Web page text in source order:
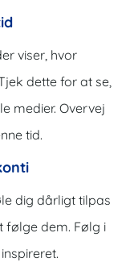
viser, hvor
dette for at se,
medier. Overvej
tid.
dig dårligt tilpas
følge dem. Følg i